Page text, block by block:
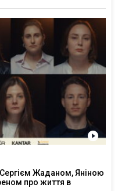
Жаданом, Яніною
про життя в